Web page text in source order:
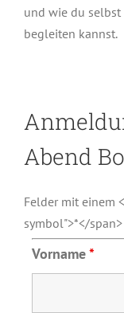
und wie du selbst
begleiten kannst.
Abend
Felder mit einem
symbol">*</
Vorname*